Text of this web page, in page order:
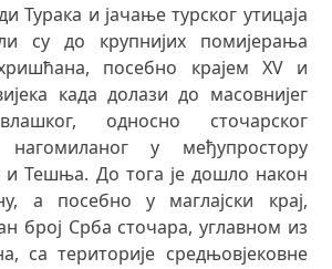
Турака и јачање турског утицаја
су до крупнијих помијерања
посебно крајем ХV и
када долази до масовнијег
односно сточарског
нагомиланог у међупростору
и Тешња. До тога је дошло након
а посебно у маглајски крај,
број Срба сточара, углавном из
са територије средњовјековне